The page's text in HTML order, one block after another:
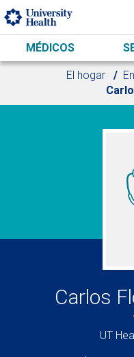
Skip to main content
MÉDICOS
El hogar
Carlos
UT